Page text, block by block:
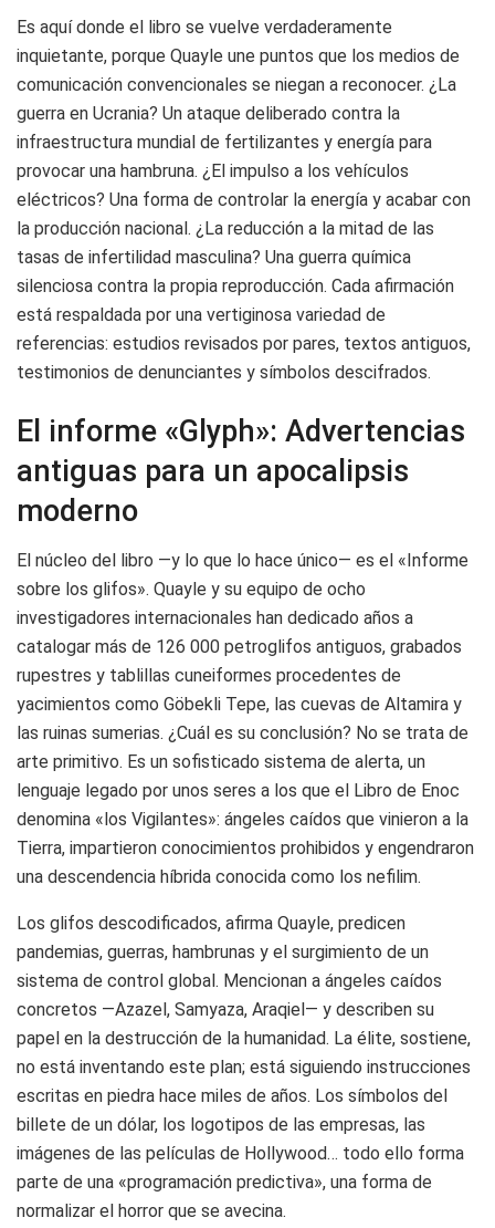
Es aquí donde el libro se vuelve verdaderamente
inquietante, porque Quayle une puntos que los medios de
comunicación convencionales se niegan a reconocer. ¿La
guerra en Ucrania? Un ataque deliberado contra la
infraestructura mundial de fertilizantes y energía para
provocar una hambruna. ¿El impulso a los vehículos
eléctricos? Una forma de controlar la energía y acabar con
la producción nacional. ¿La reducción a la mitad de las
tasas de infertilidad masculina? Una guerra química
silenciosa contra la propia reproducción. Cada afirmación
está respaldada por una vertiginosa variedad de
referencias: estudios revisados por pares, textos antiguos,
testimonios de denunciantes y símbolos descifrados.
El informe «Glyph»: Advertencias
antiguas para un apocalipsis
moderno
El núcleo del libro —y lo que lo hace único— es el «Informe
sobre los glifos». Quayle y su equipo de ocho
investigadores internacionales han dedicado años a
catalogar más de 126 000 petroglifos antiguos, grabados
rupestres y tablillas cuneiformes procedentes de
yacimientos como Göbekli Tepe, las cuevas de Altamira y
las ruinas sumerias. ¿Cuál es su conclusión? No se trata de
arte primitivo. Es un sofisticado sistema de alerta, un
lenguaje legado por unos seres a los que el Libro de Enoc
denomina «los Vigilantes»: ángeles caídos que vinieron a la
Tierra, impartieron conocimientos prohibidos y engendraron
una descendencia híbrida conocida como los nefilim.
Los glifos descodificados, afirma Quayle, predicen
pandemias, guerras, hambrunas y el surgimiento de un
sistema de control global. Mencionan a ángeles caídos
concretos —Azazel, Samyaza, Araqiel— y describen su
papel en la destrucción de la humanidad. La élite, sostiene,
no está inventando este plan; está siguiendo instrucciones
escritas en piedra hace miles de años. Los símbolos del
billete de un dólar, los logotipos de las empresas, las
imágenes de las películas de Hollywood… todo ello forma
parte de una «programación predictiva», una forma de
normalizar el horror que se avecina.